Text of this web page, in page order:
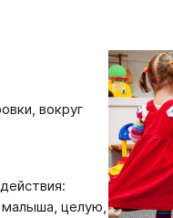
вокруг
малыша, целую,